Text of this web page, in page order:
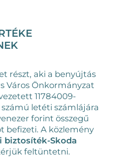
részt, aki a benyújtás
Város Önkormányzat
11784009-
számú letéti számlájára
forint összegű
befizeti. A közlemény
biztosíték-Skoda
feltüntetni.